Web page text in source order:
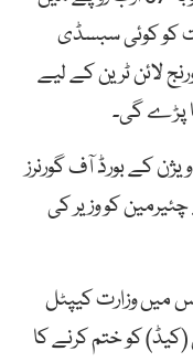
کو کوئی سبسڈی
لائن ٹرین کے لیے
کے بورڈ آف گورنرز
کو وزیر کی
میں وزارت کیپٹل
کو ختم کرنے کا